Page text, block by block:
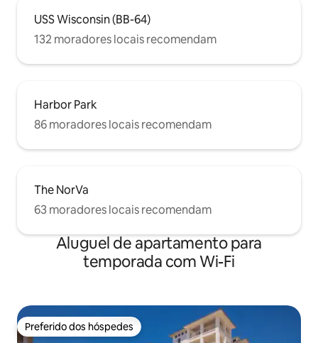
USS Wisconsin (BB-64)
132 moradores locais recomendam
Harbor Park
86 moradores locais recomendam
The NorVa
63 moradores locais recomendam
Aluguel de apartamento para
temporada com Wi-Fi
Preferido dos hóspedes
Preferido dos hóspedes